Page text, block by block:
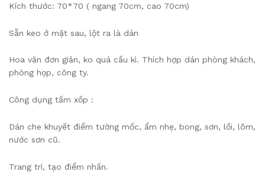
Kích thước: 70*70 ( ngang 70cm, cao 70cm)
Sẵn keo ở mặt sau, lột ra là dán
Hoa văn đơn giản, ko quá cầu kì. Thích hợp dán phòng khách,
phòng họp, công ty.
Công dụng tấm xốp :
️Dán che khuyết điểm tường mốc, ẩm nhẹ, bong, sơn, lồi, lõm,
nước sơn cũ.
️Trang trí, tạo điểm nhấn.